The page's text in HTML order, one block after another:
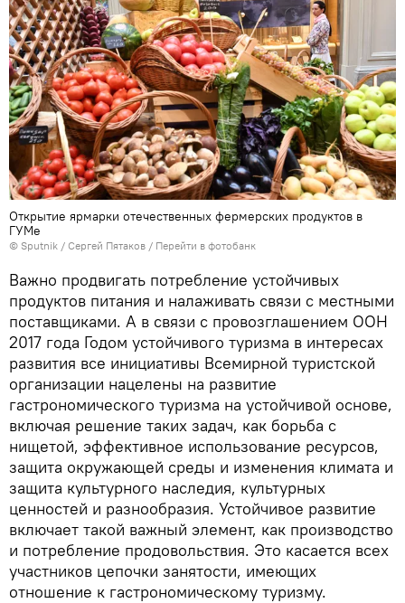
Открытие ярмарки отечественных фермерских продуктов в
ГУМе
© Sputnik / Сергей Пятаков / Перейти в фотобанк
Важно продвигать потребление устойчивых
продуктов питания и налаживать связи с местными
поставщиками. А в связи с провозглашением ООН
2017 года Годом устойчивого туризма в интересах
развития все инициативы Всемирной туристской
организации нацелены на развитие
гастрономического туризма на устойчивой основе,
включая решение таких задач, как борьба с
нищетой, эффективное использование ресурсов,
защита окружающей среды и изменения климата и
защита культурного наследия, культурных
ценностей и разнообразия. Устойчивое развитие
включает такой важный элемент, как производство
и потребление продовольствия. Это касается всех
участников цепочки занятости, имеющих
отношение к гастрономическому туризму.